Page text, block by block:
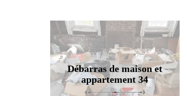
Débarras de maison et
appartement 34